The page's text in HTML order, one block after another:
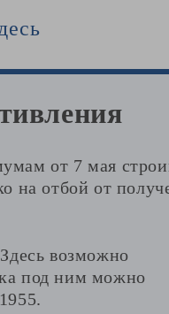
от 7 мая
на отбой от
возможно
под ним можно